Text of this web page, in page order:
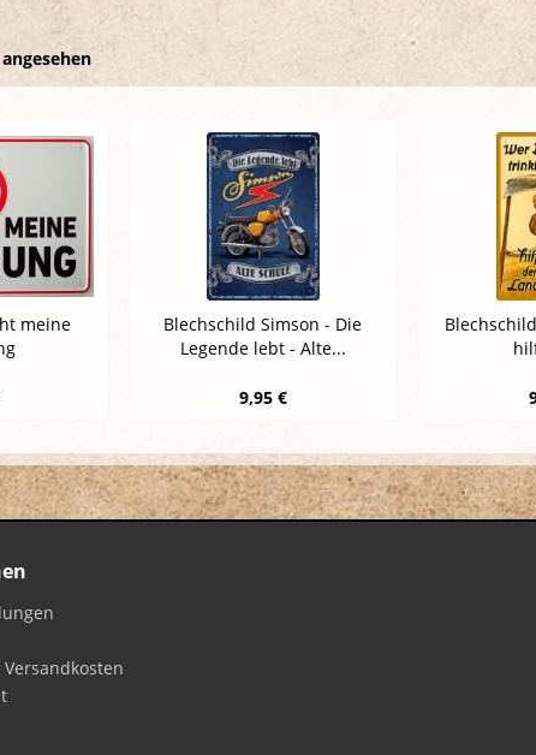
meine
Blechschild Simson - Die
Legende lebt - Alte...
9,95 €